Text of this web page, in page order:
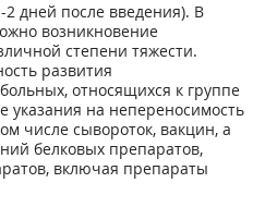
дней после введения). В
возникновение
степени тяжести.
развития
относящихся к группе
на непереносимость
числе сывороток, вакцин, а
белковых препаратов,
включая препараты